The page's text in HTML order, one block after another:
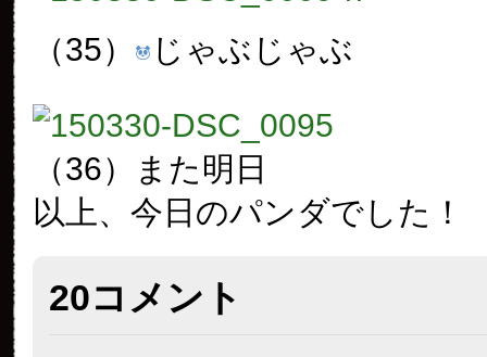
（35） じゃぶじゃぶ
（36）また明日
以上、今日のパンダでした！
20コメント